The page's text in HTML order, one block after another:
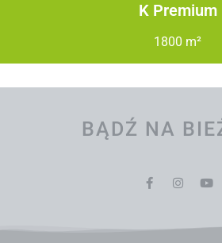
K Premium
1800 m²
BĄDŹ NA